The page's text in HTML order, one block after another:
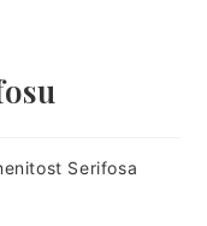
Serifosa